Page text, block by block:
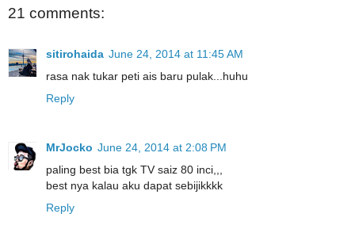
21 comments:
sitirohaida June 24, 2014 at 11:45 AM
rasa nak tukar peti ais baru pulak...huhu
Reply
MrJocko June 24, 2014 at 2:08 PM
paling best bia tgk TV saiz 80 inci,,,
best nya kalau aku dapat sebijikkkk
Reply